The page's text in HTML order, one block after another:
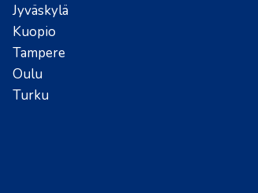
Jyväskylä
Kuopio
Tampere
Oulu
Turku